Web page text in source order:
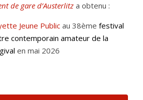
de gare d’Austerlitz a obtenu :
Jeune Public au 38ème festival
contemporain amateur de la
en mai 2026